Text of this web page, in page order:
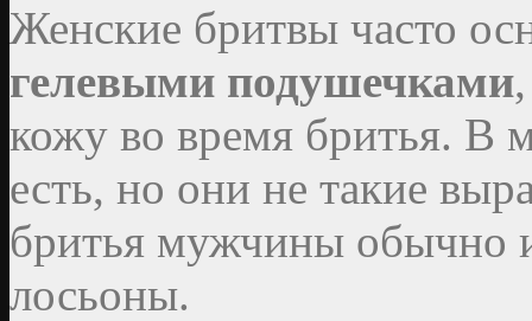
Женские бритвы часто
гелевыми подушечками
кожу во время бритья. В
есть, но они не такие
бритья мужчины обычно
лосьоны.